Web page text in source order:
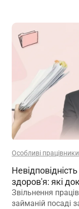
Особливі працівники
здоров'я: які
Звільнення
займаній посаді